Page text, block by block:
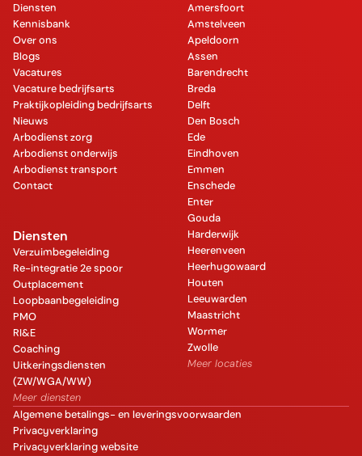
Diensten
Kennisbank
Over ons
Blogs
Vacatures
Vacature bedrijfsarts
Praktijkopleiding bedrijfsarts
Nieuws
Arbodienst zorg
Arbodienst onderwijs
Arbodienst transport
Contact
Diensten
Verzuimbegeleiding
Re-integratie 2e spoor
Outplacement
Loopbaanbegeleiding
PMO
RI&E
Coaching
Uitkeringsdiensten
(ZW/WGA/WW)
Meer diensten
Amersfoort
Amstelveen
Apeldoorn
Assen
Barendrecht
Breda
Delft
Den Bosch
Ede
Eindhoven
Emmen
Enschede
Enter
Gouda
Harderwijk
Heerenveen
Heerhugowaard
Houten
Leeuwarden
Maastricht
Wormer
Zwolle
Meer locaties
Algemene betalings- en leveringsvoorwaarden
Privacyverklaring
Privacyverklaring website